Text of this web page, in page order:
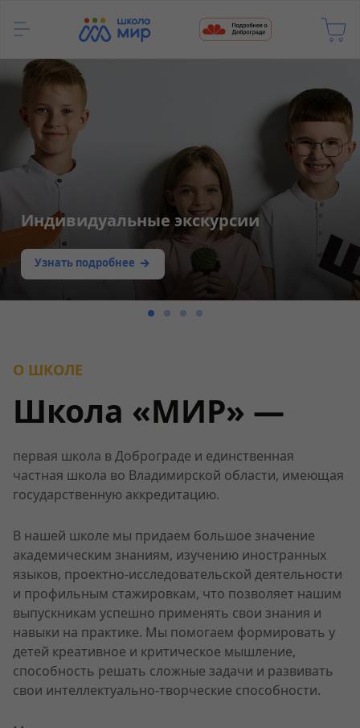
Индивидуальные экскурсии
Узнать подробнее
О ШКОЛЕ
Школа «МИР» —
первая школа в Доброграде и единственная
частная школа во Владимирской области, имеющая
государственную аккредитацию.
В нашей школе мы придаем большое значение
академическим знаниям, изучению иностранных
языков, проектно-исследовательской деятельности
и профильным стажировкам, что позволяет нашим
выпускникам успешно применять свои знания и
навыки на практике. Мы помогаем формировать у
детей креативное и критическое мышление,
способность решать сложные задачи и развивать
свои интеллектуально-творческие способности.